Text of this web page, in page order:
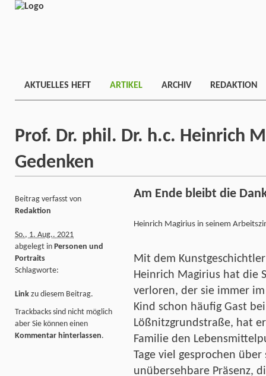
AKTUELLES HEFT ARTIKEL ARCHIV REDAKTION
Prof. Dr. phil. Dr. h.c. Heinrich
Gedenken
Am Ende bleibt die
Heinrich Magirius in seinem
Mit dem
Heinrich Magirius hat die
verloren, der sie immer
Kind schon häufig Gast
Lößnitzgrundstraße, hat
Familie den
Tage viel gesprochen
unübersehbare Präsenz,
Beitrag verfasst von
Redaktion
So., 1. Aug.. 2021
abgelegt in Personen und
Portraits
Schlagworte:
Link zu diesem Beitrag.
Trackbacks sind nicht möglich
aber Sie können einen
Kommentar hinterlassen.